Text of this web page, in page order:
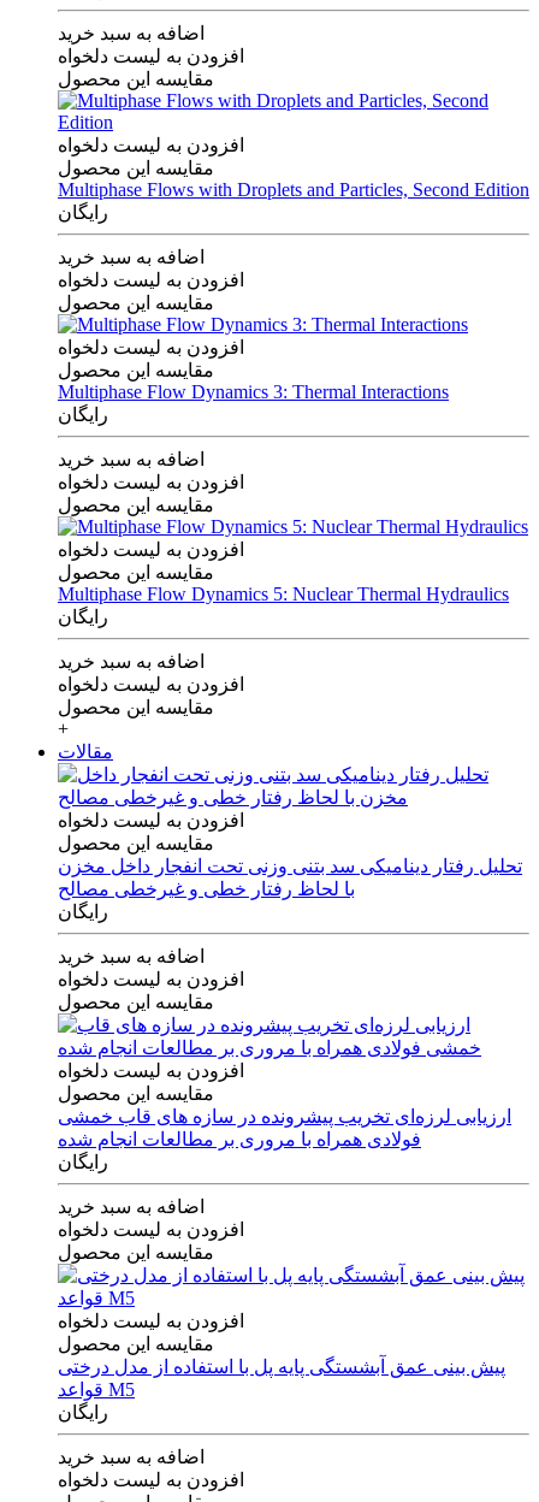
اضافه به سبد خرید
افزودن به لیست دلخواه
مقایسه این محصول
افزودن به لیست دلخواه
مقایسه این محصول
Multiphase Flows with Droplets and Particles, Second Edition
رایگان
اضافه به سبد خرید
افزودن به لیست دلخواه
مقایسه این محصول
افزودن به لیست دلخواه
مقایسه این محصول
Multiphase Flow Dynamics 3: Thermal Interactions
رایگان
اضافه به سبد خرید
افزودن به لیست دلخواه
مقایسه این محصول
افزودن به لیست دلخواه
مقایسه این محصول
Multiphase Flow Dynamics 5: Nuclear Thermal Hydraulics
رایگان
اضافه به سبد خرید
افزودن به لیست دلخواه
مقایسه این محصول
+
مقالات
افزودن به لیست دلخواه
مقایسه این محصول
تحلیل رفتار دینامیکی سد بتنی وزنی تحت انفجار داخل مخزن
با لحاظ رفتار خطی و غیرخطی مصالح
رایگان
اضافه به سبد خرید
افزودن به لیست دلخواه
مقایسه این محصول
افزودن به لیست دلخواه
مقایسه این محصول
ارزیابی لرزه‌ای تخریب پیشرونده در سازه های قاب خمشی
فولادی همراه با مروری بر مطالعات انجام شده
رایگان
اضافه به سبد خرید
افزودن به لیست دلخواه
مقایسه این محصول
افزودن به لیست دلخواه
مقایسه این محصول
پیش بینی عمق آبشستگی پایه پل با استفاده از مدل درختی
قواعد M5
رایگان
اضافه به سبد خرید
افزودن به لیست دلخواه